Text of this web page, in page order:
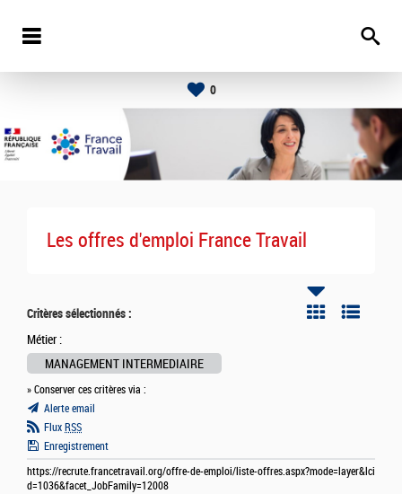
0
Les offres d'emploi France Travail
Critères sélectionnés :
Métier :
MANAGEMENT INTERMEDIAIRE
» Conserver ces critères via :
Alerte email
Flux RSS
Enregistrement
https://recrute.francetravail.org/offre-de-emploi/liste-offres.aspx?mode=layer&lci
d=1036&facet_JobFamily=12008